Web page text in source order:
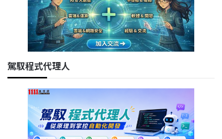
駕馭程式代理人